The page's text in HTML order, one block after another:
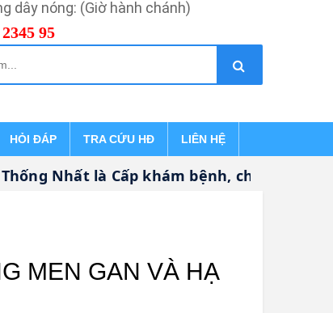
dây nóng: (Giờ hành chánh)
95
HỎI ĐÁP TRA CỨU HĐ LIÊN HỆ
Nhất là Cấp khám bệnh, chữa bệnh
MEN GAN VÀ HẠ